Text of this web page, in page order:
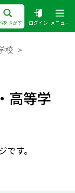
をさがす ログイン メニュー
校
高等学
す。